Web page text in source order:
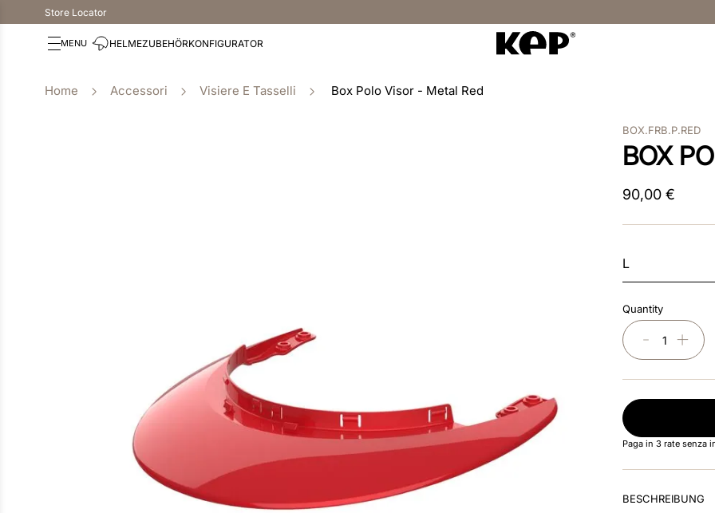
Store Locator
HELMEZUBEHÖRKONFIGURATOR
Accessori Visiere E Tasselli Box Polo Visor - Metal Red
BOX.FRB.P.RED
BOX
90,00 €
L
Quantity
＋
－
Paga in 3 rate senza
BESCHREIBUNG